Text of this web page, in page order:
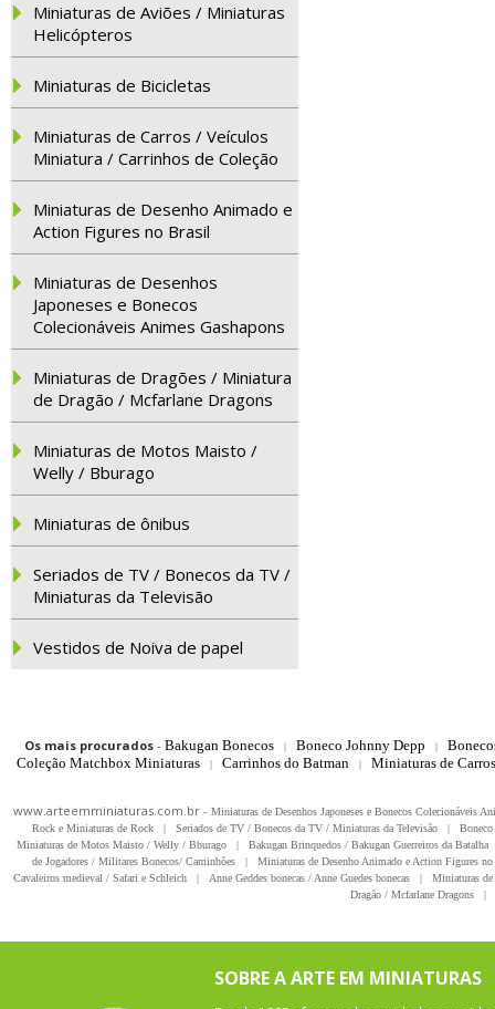
Miniaturas de Aviões / Miniaturas
Helicópteros
Miniaturas de Bicicletas
Miniaturas de Carros / Veículos
Miniatura / Carrinhos de Coleção
Miniaturas de Desenho Animado e
Action Figures no Brasil
Miniaturas de Desenhos
Japoneses e Bonecos
Colecionáveis Animes Gashapons
Miniaturas de Dragões / Miniatura
de Dragão / Mcfarlane Dragons
Miniaturas de Motos Maisto /
Welly / Bburago
Miniaturas de ônibus
Seriados de TV / Bonecos da TV /
Miniaturas da Televisão
Vestidos de Noiva de papel
Os mais procurados- Bakugan Bonecos | Boneco Johnny Depp |
Coleção Matchbox Miniaturas
| Carrinhos do Batman | Miniaturas de
www.arteemminiaturas.com.br - Miniaturas de Desenhos Japoneses e Bonecos Colecionáveis
Rock e Miniaturas de Rock
| Seriados de TV / Bonecos da TV / Miniaturas da Televisão |
Miniaturas de Motos Maisto / Welly / Bburago
| Bakugan Brinquedos / Bakugan Guerreiros da Batalha
de Jogadores / Militares Bonecos/ Caminhões
|
Miniaturas de Desenho Animado e Action Figures
Cavaleiros medieval / Safari e Schleich
| Anne Geddes bonecas / Anne Guedes bonecas |
Miniaturas
Dragão / Mcfarlane Dragons
|
SOBRE A ARTE EM MINIATURAS